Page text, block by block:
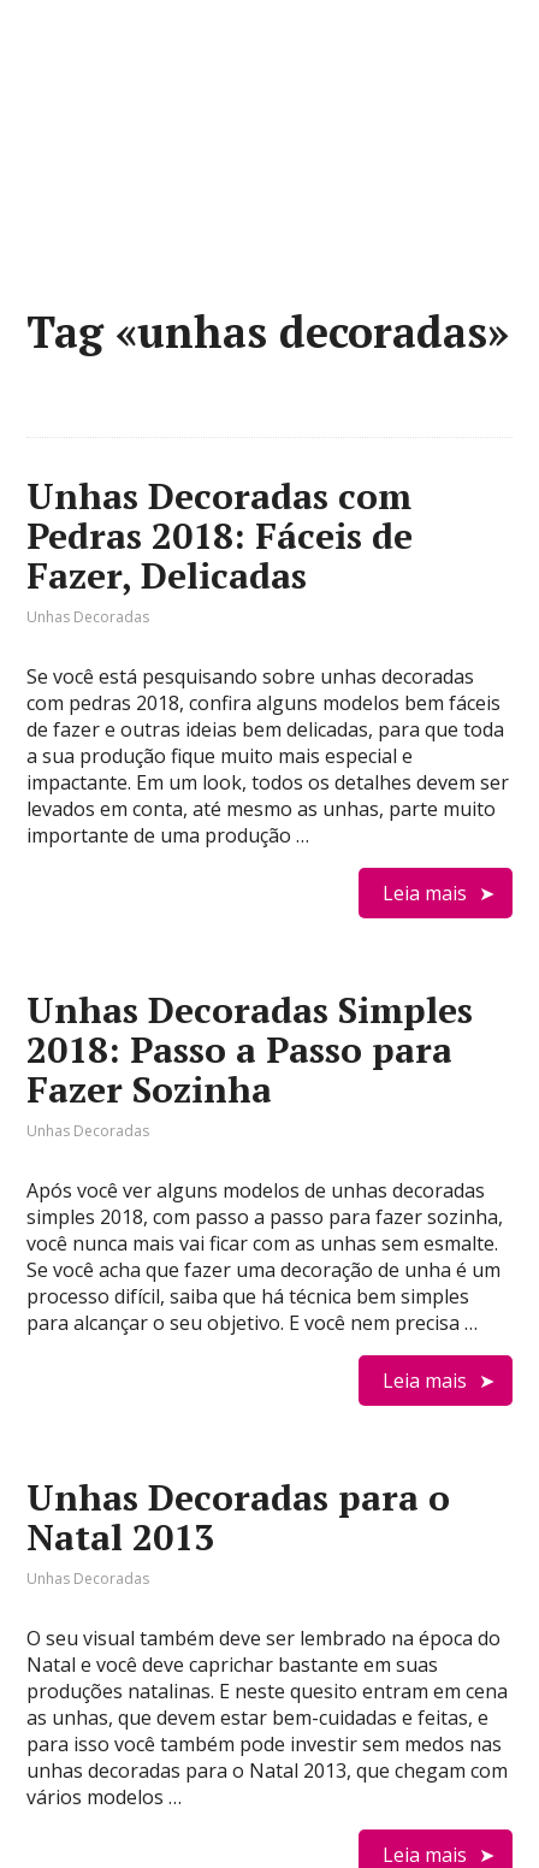
Tag «unhas decoradas»
Unhas Decoradas com
Pedras 2018: Fáceis de
Fazer, Delicadas
Unhas Decoradas
Se você está pesquisando sobre unhas decoradas
com pedras 2018, confira alguns modelos bem fáceis
de fazer e outras ideias bem delicadas, para que toda
a sua produção fique muito mais especial e
impactante. Em um look, todos os detalhes devem ser
levados em conta, até mesmo as unhas, parte muito
importante de uma produção …
Leia mais
Unhas Decoradas Simples
2018: Passo a Passo para
Fazer Sozinha
Unhas Decoradas
Após você ver alguns modelos de unhas decoradas
simples 2018, com passo a passo para fazer sozinha,
você nunca mais vai ficar com as unhas sem esmalte.
Se você acha que fazer uma decoração de unha é um
processo difícil, saiba que há técnica bem simples
para alcançar o seu objetivo. E você nem precisa …
Leia mais
Unhas Decoradas para o
Natal 2013
Unhas Decoradas
O seu visual também deve ser lembrado na época do
Natal e você deve caprichar bastante em suas
produções natalinas. E neste quesito entram em cena
as unhas, que devem estar bem-cuidadas e feitas, e
para isso você também pode investir sem medos nas
unhas decoradas para o Natal 2013, que chegam com
vários modelos …
Leia mais